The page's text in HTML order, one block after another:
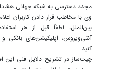
مجدد دسترسی به شبکه جهانی
وی با مخاطب قرار دادن کاربران
بین‌الملل، لطفاً قبل از هر
آنتی‌ویروس، اپلیکیشن‌های بانکی و
کنید.
چیت‌ساز در تشریح دلایل فنی این